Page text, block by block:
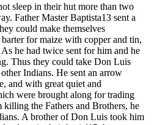
sleep in their hut more than two
Father Master Baptista13 sent a
could make themselves
for maize with copper and tin,
he had twice sent for him and he
Thus they could take Don Luis
Indians. He sent an arrow
and with great quiet and
were brought along for trading
the Fathers and Brothers, he
A brother of Don Luis took him